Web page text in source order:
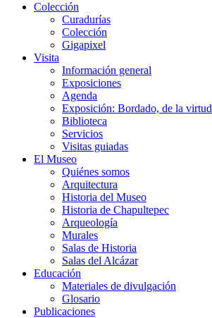
Colección
Curadurías
Colección
Gigapixel
Visita
Información general
Exposiciones
Agenda
Exposición: Bordado, de la virtud
Biblioteca
Servicios
Visitas guiadas
El Museo
Quiénes somos
Arquitectura
Historia del Museo
Historia de Chapultepec
Arqueología
Murales
Salas de Historia
Salas del Alcázar
Educación
Materiales de divulgación
Glosario
Publicaciones